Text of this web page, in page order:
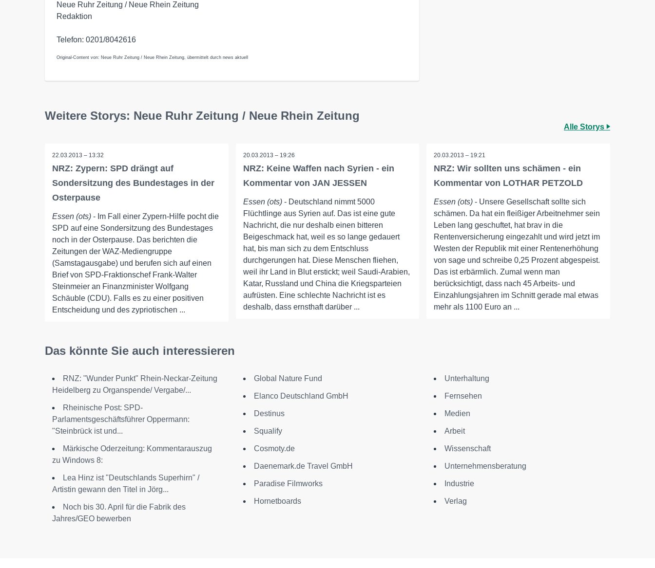
Neue Ruhr Zeitung / Neue Rhein Zeitung
Redaktion
Telefon: 0201/8042616
Original-Content von: Neue Ruhr Zeitung / Neue Rhein Zeitung, übermittelt durch news aktuell
Weitere Storys: Neue Ruhr Zeitung / Neue Rhein Zeitung
Alle Storys
22.03.2013 – 13:32
NRZ: Zypern: SPD drängt auf
Sondersitzung des Bundestages in der
Osterpause
Essen (ots) - Im Fall einer Zypern-Hilfe pocht die
SPD auf eine Sondersitzung des Bundestages
noch in der Osterpause. Das berichten die
Zeitungen der WAZ-Mediengruppe
(Samstagausgabe) und berufen sich auf einen
Brief von SPD-Fraktionschef Frank-Walter
Steinmeier an Finanzminister Wolfgang
Schäuble (CDU). Falls es zu einer positiven
Entscheidung und des zypriotischen ...
20.03.2013 – 19:26
NRZ: Keine Waffen nach Syrien - ein
Kommentar von JAN JESSEN
Essen (ots)- Deutschland nimmt 5000
Flüchtlinge aus Syrien auf. Das ist eine gute
Nachricht, die nur deshalb einen bitteren
Beigeschmack hat, weil es so lange gedauert
hat, bis man sich zu dem Entschluss
durchgerungen hat. Diese Menschen fliehen,
weil ihr Land in Blut erstickt; weil Saudi-Arabien,
Katar, Russland und China die Kriegsparteien
aufrüsten. Eine schlechte Nachricht ist es
deshalb, dass ernsthaft darüber ...
20.03.2013 – 19:21
NRZ: Wir sollten uns schämen - ein
Kommentar von LOTHAR PETZOLD
Essen (ots) - Unsere Gesellschaft sollte sich
schämen. Da hat ein fleißiger Arbeitnehmer sein
Leben lang geschuftet, hat brav in die
Rentenversicherung eingezahlt und wird jetzt im
Westen der Republik mit einer Rentenerhöhung
von sage und schreibe 0,25 Prozent abgespeist.
Das ist erbärmlich. Zumal wenn man
berücksichtigt, dass nach 45 Arbeits- und
Einzahlungsjahren im Schnitt gerade mal etwas
mehr als 1100 Euro an ...
Das könnte Sie auch interessieren
RNZ: "Wunder Punkt" Rhein-Neckar-Zeitung
Heidelberg zu Organspende/ Vergabe/...
Rheinische Post: SPD-
Parlamentsgeschäftsführer Oppermann:
"Steinbrück ist und...
Märkische Oderzeitung: Kommentarauszug
zu Windows 8:
Lea Hinz ist "Deutschlands Superhirn" /
Artistin gewann den Titel in Jörg...
Noch bis 30. April für die Fabrik des
Jahres/GEO bewerben
Global Nature Fund
Elanco Deutschland GmbH
Destinus
Squalify
Cosmoty.de
Daenemark.de Travel GmbH
Paradise Filmworks
Hornetboards
Unterhaltung
Fernsehen
Medien
Arbeit
Wissenschaft
Unternehmensberatung
Industrie
Verlag